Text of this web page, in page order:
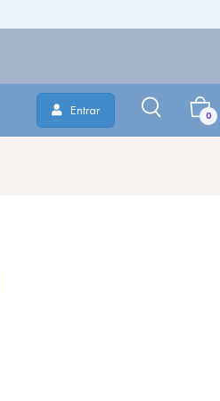
Entrar 0